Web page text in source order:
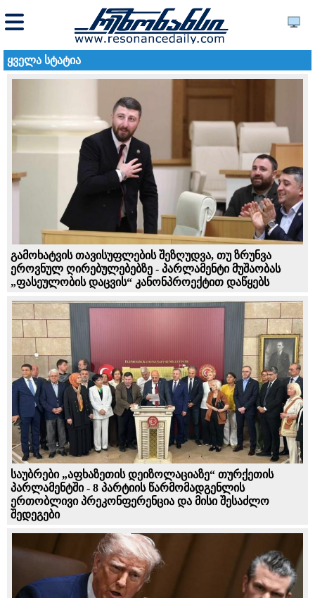
ყველა სტატია
გამოხატვის თავისუფლების შეზღუდვა, თუ ზრუნვა
ეროვნულ ღირებულებებზე - პარლამენტი მუშაობას
„ფასეულობის დაცვის“ კანონპროექტით დაწყებს
საუბრები „აფხაზეთის დეიზოლაციაზე“ თურქეთის
პარლამენტში - 8 პარტიის წარმომადგენლის
ერთობლივი პრეკონფერენცია და მისი შესაძლო
შედეგები